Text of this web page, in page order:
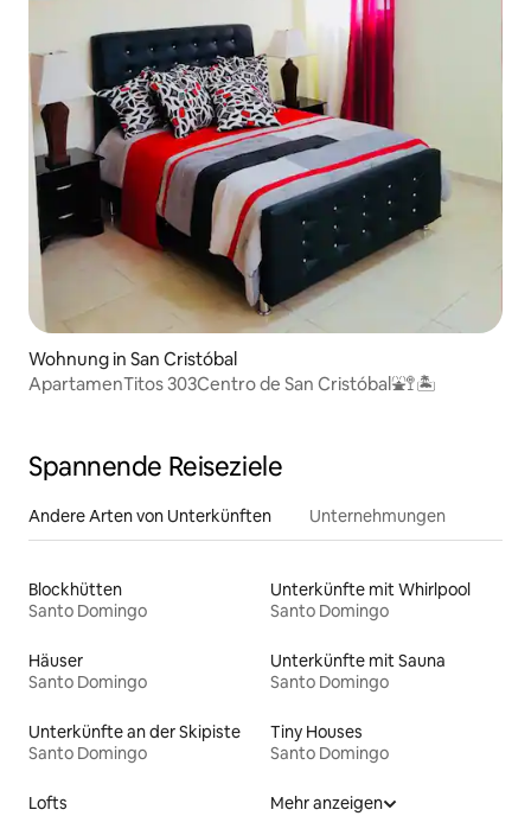
Wohnung in San Cristóbal
ApartamenTitos 303Centro de San Cristóbal⛲️🚏🏝
Spannende Reiseziele
Andere Arten von Unterkünften Unternehmungen
Blockhütten
Santo Domingo
Unterkünfte mit Whirlpool
Santo Domingo
Häuser
Santo Domingo
Unterkünfte mit Sauna
Santo Domingo
Unterkünfte an der Skipiste
Santo Domingo
Tiny Houses
Santo Domingo
Lofts
Mehr anzeigen